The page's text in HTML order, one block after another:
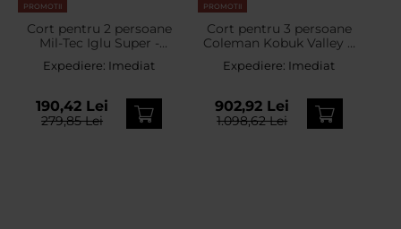
PROMOTII
Cort pentru 2 persoane
Mil-Tec Iglu Super -
Woodland
Expediere: Imediat
190,42 Lei
279,85 Lei
PROMOTII
Cort pentru 3 persoane
Coleman Kobuk Valley 3
Plus BlackOut
Expediere: Imediat
902,92 Lei
1.098,62 Lei